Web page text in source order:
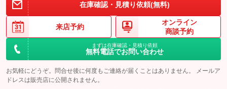
在庫確認・見積り依頼(無料)
来店予約
オンライン
商談予約
まずは在庫確認・見積り依頼
無料電話でお問い合わせ
お気軽にどうぞ。問合せ後に何度もご連絡が届くことはありません。 メールア
ドレスは販売店に公開されません。